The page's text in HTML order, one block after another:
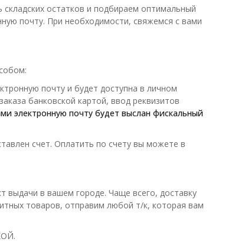
остатков и подбираем оптимальный
почту. При необходимости, свяжемся с вами
почту и будет доступна в личном
банковской картой, ввод реквизитов
электронную почту будет выслан фискальный
счет. Оплатить по счету вы можете в
выдачи в вашем городе. Чаще всего, доставку
товаров, отправим любой т/к, которая вам